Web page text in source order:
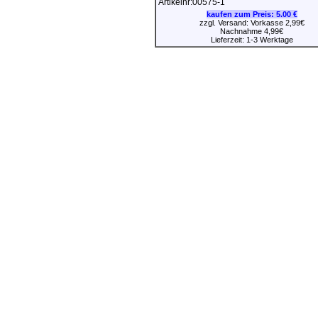
kaufen zum Preis: 5.00 €
zzgl. Versand: Vorkasse 2,99€
Nachnahme 4,99€
Lieferzeit: 1-3 Werktage